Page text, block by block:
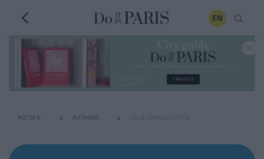
EN
ACCUEIL AUTHORS JULIE ZWINGELSTEIN